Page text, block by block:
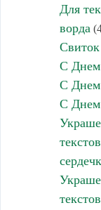
Для
ворда
С
С Днем
С Днем